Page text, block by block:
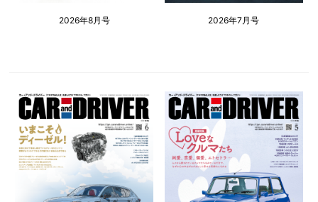
2026年8月号 2026年7月号